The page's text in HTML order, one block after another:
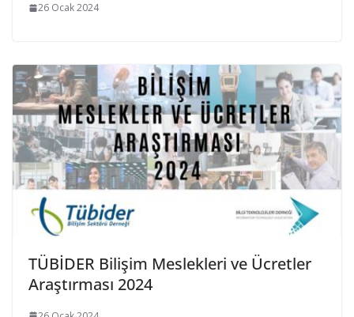
26 Ocak 2024
TÜBİDER Bilişim Meslekleri ve Ücretler
Araştırması 2024